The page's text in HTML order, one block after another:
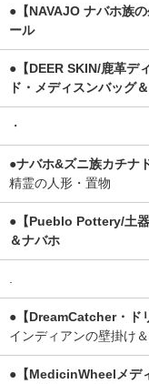
●【NAVAJO ナバホ族
ール
●【DEER SKIN/鹿革デ
ド・メディスンバッグ
・
●ナバホ&ズニ族カチナ
精霊の人形・置物
●【Pueblo Pottery/土
＆ナバホ
●【DreamCatcher・ド
インディアンの壁掛け
●【MedicinWheelメデ